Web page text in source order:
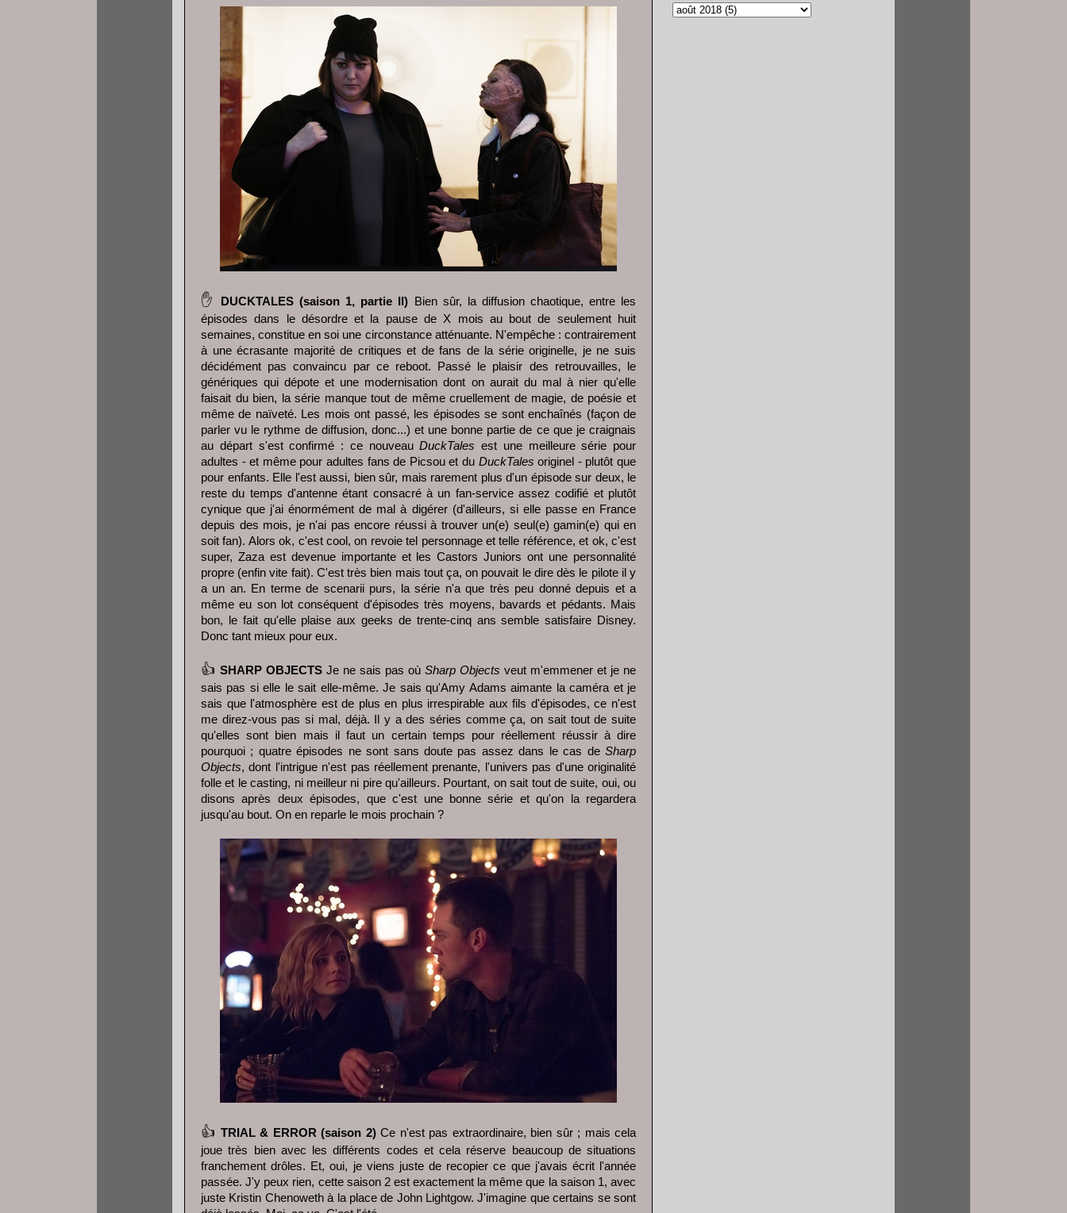
✋ DUCKTALES (saison 1, partie II) Bien sûr, la diffusion chaotique, entre les
épisodes dans le désordre et la pause de X mois au bout de seulement huit
semaines, constitue en soi une circonstance atténuante. N'empêche : contrairement
à une écrasante majorité de critiques et de fans de la série originelle, je ne suis
décidément pas convaincu par ce reboot. Passé le plaisir des retrouvailles, le
génériques qui dépote et une modernisation dont on aurait du mal à nier qu'elle
faisait du bien, la série manque tout de même cruellement de magie, de poésie et
même de naïveté. Les mois ont passé, les épisodes se sont enchaînés (façon de
parler vu le rythme de diffusion, donc...) et une bonne partie de ce que je craignais
au départ s'est confirmé : ce nouveauDuckTales est une meilleure série pour
adultes - et même pour adultes fans de Picsou et du DuckTalesoriginel - plutôt que
pour enfants. Elle l'est aussi, bien sûr, mais rarement plus d'un épisode sur deux, le
reste du temps d'antenne étant consacré à un fan-service assez codifié et plutôt
cynique que j'ai énormément de mal à digérer (d'ailleurs, si elle passe en France
depuis des mois, je n'ai pas encore réussi à trouver un(e) seul(e) gamin(e) qui en
soit fan). Alors ok, c'est cool, on revoie tel personnage et telle référence, et ok, c'est
super, Zaza est devenue importante et les Castors Juniors ont une personnalité
propre (enfin vite fait). C'est très bien mais tout ça, on pouvait le dire dès le pilote il y
a un an. En terme de scenarii purs, la série n'a que très peu donné depuis et a
même eu son lot conséquent d'épisodes très moyens, bavards et pédants. Mais
bon, le fait qu'elle plaise aux geeks de trente-cinq ans semble satisfaire Disney.
Donc tant mieux pour eux.
👍 SHARP OBJECTS Je ne sais pas où Sharp Objects veut m'emmener et je ne
sais pas si elle le sait elle-même. Je sais qu'Amy Adams aimante la caméra et je
sais que l'atmosphère est de plus en plus irrespirable aux fils d'épisodes, ce n'est
me direz-vous pas si mal, déjà. Il y a des séries comme ça, on sait tout de suite
qu'elles sont bien mais il faut un certain temps pour réellement réussir à dire
pourquoi ; quatre épisodes ne sont sans doute pas assez dans le cas de Sharp
Objects, dont l'intrigue n'est pas réellement prenante, l'univers pas d'une originalité
folle et le casting, ni meilleur ni pire qu'ailleurs. Pourtant, on sait tout de suite, oui, ou
disons après deux épisodes, que c'est une bonne série et qu'on la regardera
jusqu'au bout. On en reparle le mois prochain ?
👍 TRIAL & ERROR (saison 2)Ce n'est pas extraordinaire, bien sûr ; mais cela
joue très bien avec les différents codes et cela réserve beaucoup de situations
franchement drôles. Et, oui, je viens juste de recopier ce que j'avais écrit l'année
passée. J'y peux rien, cette saison 2 est exactement la même que la saison 1, avec
juste Kristin Chenoweth à la place de John Lightgow. J'imagine que certains se sont